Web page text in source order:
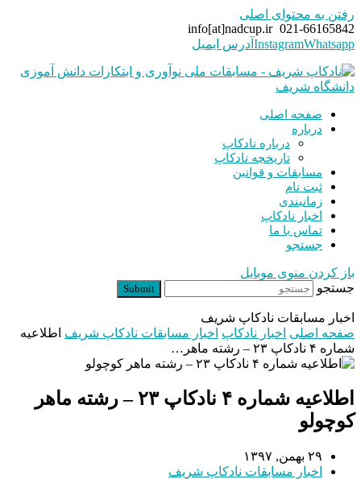
رفتن به محتوای اصلی
021-66165842
info[at]nadcup.ir
InstagramWhatsapp آدرس ایمیل
صفحه اصلی
درباره
درباره نادکاپ
تاریخچه نادکاپ
مسابقات و قوانین
ثبت نام
زمانبندی
اخبار نادکاپ
تماس با ما
جستجو
باز کردن منوی موبایل
جستجو
Submit
اخبار مسابقات نادکاپ شریف
صفحه اصلی اخبار نادکاپ اخبار مسابقات نادکاپ شریف اطلاعیه
شماره ۴ نادکاپ ۲۳ – رشته ماهر…
اطلاعیه شماره ۴ نادکاپ ۲۳ – رشته ماهر
کوچولو
۲۹ بهمن, ۱۳۹۷
اخبار مسابقات نادکاپ شریف